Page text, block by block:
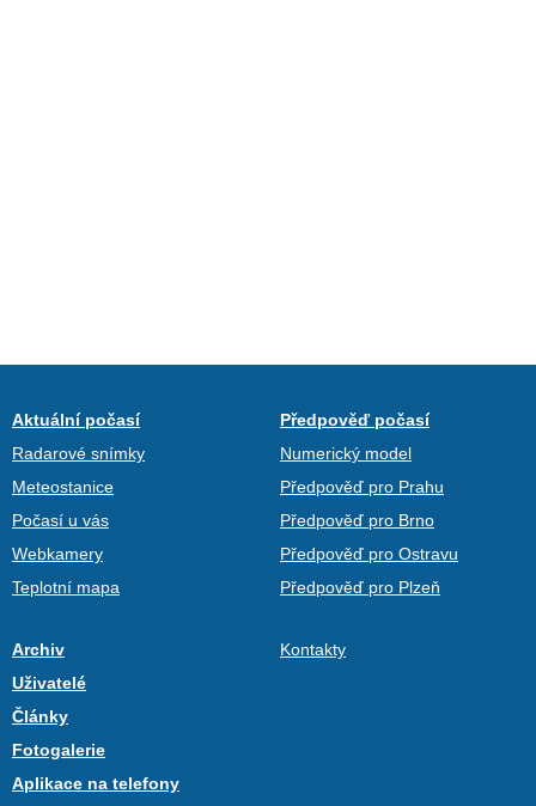
Aktuální počasí
Radarové snímky
Meteostanice
Počasí u vás
Webkamery
Teplotní mapa
Předpověď počasí
Numerický model
Předpověď pro Prahu
Předpověď pro Brno
Předpověď pro Ostravu
Předpověď pro Plzeň
Archiv
Uživatelé
Články
Fotogalerie
Aplikace na telefony
Kontakty